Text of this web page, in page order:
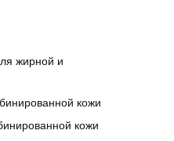
жирной и
кожи
кожи